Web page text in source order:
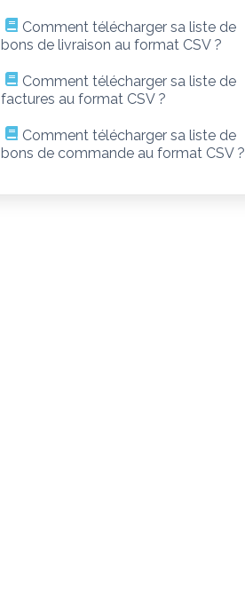
Comment télécharger sa liste de
bons de livraison au format CSV ?
Comment télécharger sa liste de
factures au format CSV ?
Comment télécharger sa liste de
bons de commande au format CSV ?